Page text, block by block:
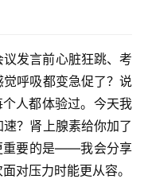
发言前心脏狂跳、考
呼吸都变急促了？说
人都体验过。今天我
？肾上腺素给你加了
重要的是——我会分享
对压力时能更从容。